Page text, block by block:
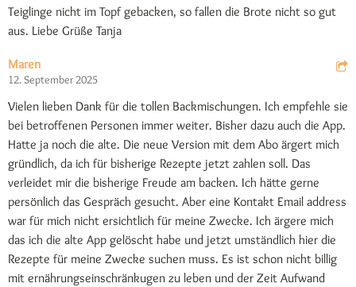
Teiglinge nicht im Topf gebacken, so fallen die Brote nicht so gut
aus. Liebe Grüße Tanja
Maren
12. September 2025
Vielen lieben Dank für die tollen Backmischungen. Ich empfehle sie
bei betroffenen Personen immer weiter. Bisher dazu auch die App.
Hatte ja noch die alte. Die neue Version mit dem Abo ärgert mich
gründlich, da ich für bisherige Rezepte jetzt zahlen soll. Das
verleidet mir die bisherige Freude am backen. Ich hätte gerne
persönlich das Gespräch gesucht. Aber eine Kontakt Email address
war für mich nicht ersichtlich für meine Zwecke. Ich ärgere mich
das ich die alte App gelöscht habe und jetzt umständlich hier die
Rezepte für meine Zwecke suchen muss. Es ist schon nicht billig
mit ernährungseinschränkugen zu leben und der Zeit Aufwand